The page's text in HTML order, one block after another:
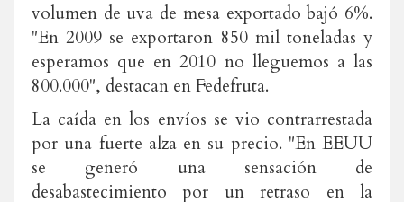
volumen de uva de mesa exportado bajó 6%.
"En 2009 se exportaron 850 mil toneladas y
esperamos que en 2010 no lleguemos a las
800.000", destacan en Fedefruta.
La caída en los envíos se vio contrarrestada
por una fuerte alza en su precio. "En EEUU
se generó una sensación de
desabastecimiento por un retraso en la